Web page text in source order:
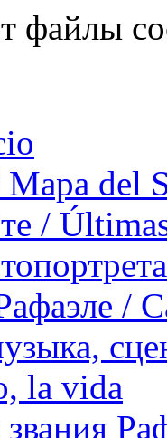
файлы
Mapa del
/
/
la vida